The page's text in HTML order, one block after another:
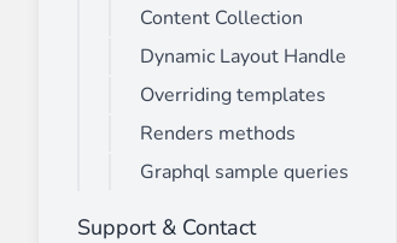
Content Collection
Dynamic Layout Handle
Overriding templates
Renders methods
Graphql sample queries
Support & Contact